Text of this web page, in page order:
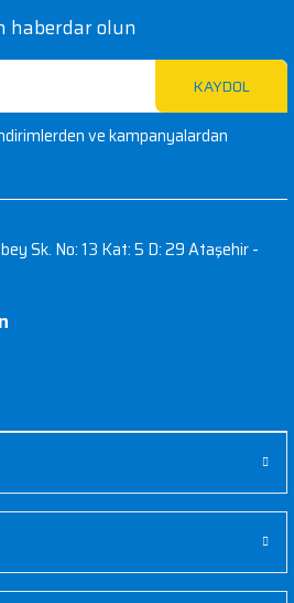
haberdar olun
KAYDOL
ve kampanyalardan
Sk. No: 13 Kat: 5 D: 29 Ataşehir -